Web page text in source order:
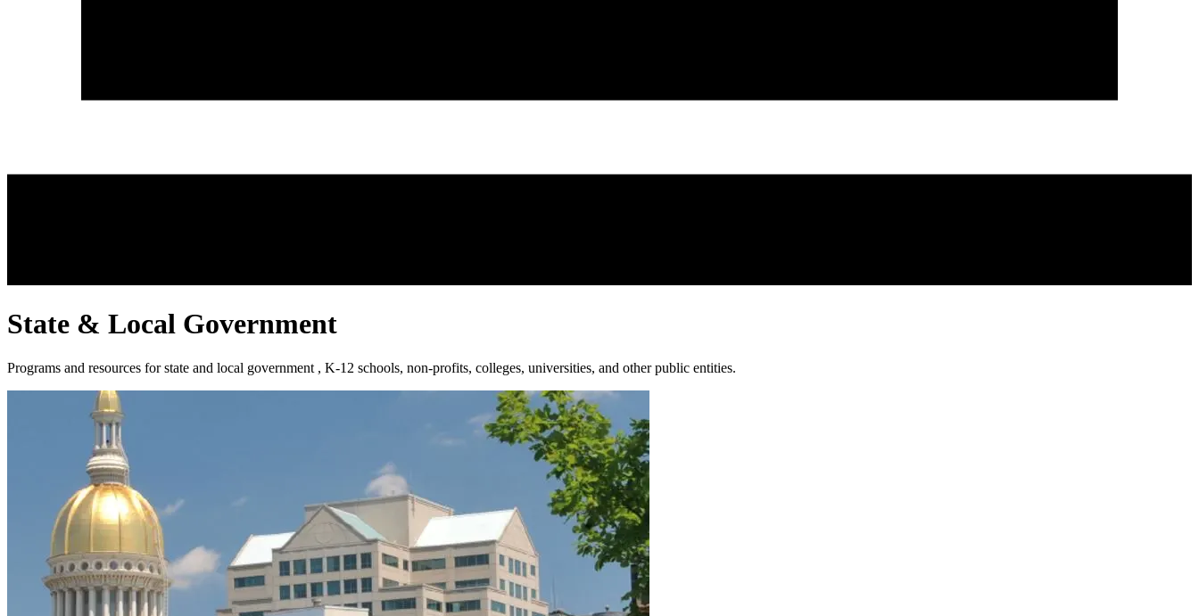
State & Local Government
Programs and resources for state and local government , K-12 schools, non-profits, colleges, universities, and other public entities.​​​​‌ ‍ ​‍​‍‌‍ ‌ ​‍‌‍‍‌‌‍‌ ‌‍‍‌‌‍ ‍​‍​‍​ ‍‍​‍​‍‌ ​ ‌‍​‌‌‍ ‍‌‍‍‌‌ ‌​‌ ‍‌​‍ ‍‌‍‍‌‌‍ ​‍​‍​‍ ​​‍​‍‌‍‍​‌ ​‍‌‍‌‌‌‍‌‍​‍​‍​ ‍‍​‍​‍‌‍‍​‌ ‌​‌ ‌​‌ ​​​ ‍‍​‍ ​‍ ‌‍ ​‌‍ ‌‍​ ‌‍​‌‌‍ ​‌‍‍​‌‍ ‌ ​ ‌ ‌​​ ‍‍​ ​ ​ ​ ​ ​ ​ ​ ​‍ ‌‍‍‌‌‍ ‍‌ ‌​‌‍‌‌‌‍ ‍‌ ‌​​‍ ‌‍‌‌‌‍‌​‌‍‍‌‌ ‌​​‍ ‌‍ ‌‌‍ ‌‍‌​‌‍‌‌​ ‌‌ ​​‌ ​‍‌‍‌‌‌ ​ ‌‍‌‌‌‍ ‍‌ ‌​‌‍​‌‌ ‌​‌‍‍‌‌‍ ‌‍ ‍​ ‍ ‌‍‍‌‌‍‌​​ ‌‌‍​ ​ ‌ ‌‍‌‍‌‍​‍​ ​​‌‍‌‌‌‍​ ‌‍‌​​‍ ‌​ ‌‌‌‍​ ‌‍‌‍​ ​ ​‍ ‌​ ‌​​ ‍‌​ ​ ​ ‌ ​‍ ‌​ ‍​​ ‌‍​ ‍​​ ‌‍​‍ ‌‌‍​ ​ ‌​‌‍​ ​ ​​​ ​​​ ‌‌​ ​​​ ‌ ‌‍‌‌​ ‍​​ ‍​‌‍‌‍​ ‍ ‌ ‌​‌ ‍‌‌ ​​‌‍‌‌​ ‌‌‍​‌‌ ‌‌‌‍‌​‌‍‍‌‌‍‌‌‌‍ ‍‌‍​ ‌‍‌‌​ ‍ ‌ ​​‌‍​‌‌ ‌​‌‍‍​​ ‌‌‍‍​‌‍‌‌‌ ​‍‌‍ ​‍ ‍‌‍​ ‌‍ ‌‍ ‍‌ ‌​‌‍‌‌‌‍ ‍‌ ‌​​‍‌‌​ ‌‌‌​​‍‌‌ ‌‍‍ ‌‍‌‌‌ ‍‌​‍‌‌​ ​ ‌​‌​​‍‌‌​ ​ ‌​‌​​‍‌‌​ ​‍​ ​‍​ ‌​​ ‌​​ ‌‌‌‍‌‍​ ​‍​ ​ ‌‍​ ‌‍​‌​ ​‍​ ​​‌‍‌‌​ ​‍​‍‌‌​ ​‍​ ​‍​‍‌‌​ ‌‌‌​‌​​‍ ‍‌‍​ ‌‍‍​‌‍‍‌‌‍ ​‌‍‌​‌ ​‍‌‍‌‌‌‍ ‍​‍‌‌​ ‌‌‌​​‍‌‌ ‌‍‍ ‌‍‌‌‌ ‍‌​‍‌‌​ ​ ‌​‌​​‍‌‌​ ​ ‌​‌​​‍‌‌​ ​‍​ ​‍​ ​‌​ ​‍‌‍​‌​ ‍‌‌‍​‌‌‍‌‌​ ‌ ​ ​‍​ ​‌‌‍​‌​ ​‌‌‍​ ​‍‌‌​ ​‍​ ​‍​‍‌‌​ ‌‌‌​‌​​‍ ‍‌ ‌​‌‍‌‌‌ ‍​‌ ‌​​ ‌‍​‍‌‍​‌‌ ​ ‌‍‌‌‌‌‌‌‌ ​‍‌‍ ​​ ‌‌‍‍​‌ ‌​‌ ‌​‌ ​​​‍‌‌​ ​ ‌​​‌​‍‌‌​ ​‍‌​‌‍​‍‌‌​ ​‍‌​‌‍‌‍ ​‌‍ ‌‍​ ‌‍​‌‌‍ ​‌‍‍​‌‍ ‌ ​ ‌ ‌​​‍‌‌​ ​ ‌​​‌​ ​ ​ ​ ​ ​ ​ ​ ​‍‌‍‌‍‍‌‌‍‌​​ ‌‌‍​ ​ ‌ ‌‍‌‍‌‍​‍​ ​​‌‍‌‌‌‍​ ‌‍‌​​‍ ‌​ ‌‌‌‍​ ‌‍‌‍​ ​ ​‍ ‌​ ‌​​ ‍‌​ ​ ​ ‌ ​‍ ‌​ ‍​​ ‌‍​ ‍​​ ‌‍​‍ ‌‌‍​ ​ ‌​‌‍​ ​ ​​​ ​​​ ‌‌​ ​​​ ‌ ‌‍‌‌​ ‍​​ ‍​‌‍‌‍​‍‌‍‌ ‌​‌ ‍‌‌ ​​‌‍‌‌​ ‌‌‍​‌‌ ‌‌‌‍‌​‌‍‍‌‌‍‌‌‌‍ ‍‌‍​ ‌‍‌‌​‍‌‍‌ ​​‌‍​‌‌ ‌​‌‍‍​​ ‌‌‍‍​‌‍‌‌‌ ​‍‌‍ ​‍ ‍‌‍​ ‌‍ ‌‍ ‍‌ ‌​‌‍‌‌‌‍ ‍‌ ‌​​‍‌‌​ ‌‌‌​​‍‌‌ ‌‍‍ ‌‍‌‌‌ ‍‌​‍‌‌​ ​ ‌​‌​​‍‌‌​ ​ ‌​‌​​‍‌‌​ ​‍​ ​‍​ ‌​​ ‌​​ ‌‌‌‍‌‍​ ​‍​ ​ ‌‍​ ‌‍​‌​ ​‍​ ​​‌‍‌‌​ ​‍​‍‌‌​ ​‍​ ​‍​‍‌‌​ ‌‌‌​‌​​‍ ‍‌‍​ ‌‍‍​‌‍‍‌‌‍ ​‌‍‌​‌ ​‍‌‍‌‌‌‍ ‍​‍‌‌​ ‌‌‌​​‍‌‌ ‌‍‍ ‌‍‌‌‌ ‍‌​‍‌‌​ ​ ‌​‌​​‍‌‌​ ​ ‌​‌​​‍‌‌​ ​‍​ ​‍​ ​‌​ ​‍‌‍​‌​ ‍‌‌‍​‌‌‍‌‌​ ‌ ​ ​‍​ ​‌‌‍​‌​ ​‌‌‍​ ​‍‌‌​ ​‍​ ​‍​‍‌‌​ ‌‌‌​‌​​‍ ‍‌ ‌​‌‍‌‌‌ ‍​‌ ‌​​‍‌‍‌ ​​‌‍‌‌‌ ​‍‌ ​ ‌ ​​‌‍‌‌‌‍​ ‌ ‌​‌‍‍‌‌ ‌‍‌‍‌‌​ ‌‌ ​​‌ ‌‌‌‍​‍‌‍ ​‌‍‍‌‌ ​ ‌‍‍​‌‍‌‌‌‍‌​​‍​‍‌ ‌